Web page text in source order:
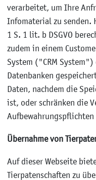
verarbeitet, um Ihre
Infomaterial zu senden.
1 S. 1 lit. b DSGVO
zudem in einem
System ("CRM
Datenbanken
Daten, nachdem die
ist, oder schränken die
Aufbewahrungspflichten
Übernahme von
Auf dieser Webseite
Tierpatenschaften zu